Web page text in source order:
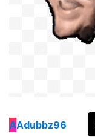
AAdubbz96